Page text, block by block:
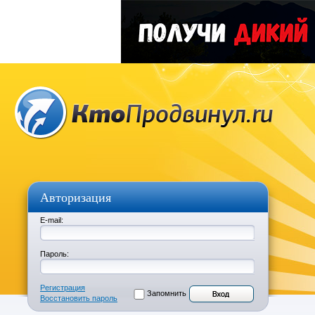
Авторизация
E-mail:
Пароль:
Регистрация
Восстановить пароль
Запомнить